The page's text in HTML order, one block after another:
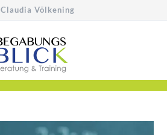
Claudia Völkening